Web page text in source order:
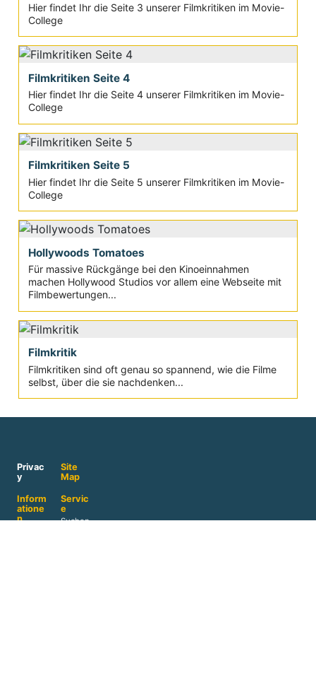
Hier findet Ihr die Seite 3 unserer Filmkritiken im Movie-
College
Filmkritiken Seite 4
Hier findet Ihr die Seite 4 unserer Filmkritiken im Movie-
College
Filmkritiken Seite 5
Hier findet Ihr die Seite 5 unserer Filmkritiken im Movie-
College
Hollywoods Tomatoes
Für massive Rückgänge bei den Kinoeinnahmen
machen Hollywood Studios vor allem eine Webseite mit
Filmbewertungen...
Filmkritik
Filmkritiken sind oft genau so spannend, wie die Filme
selbst, über die sie nachdenken...
Privac
y
Site
Map
Inform
atione
n
Servic
e
Suchen